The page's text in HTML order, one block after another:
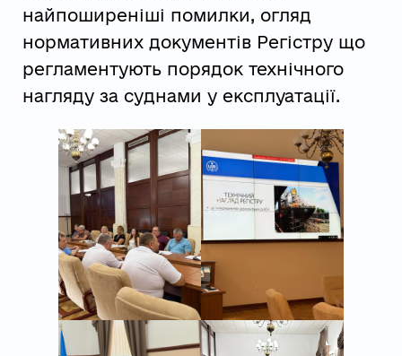
найпоширеніші помилки, огляд
нормативних документів Регістру що
регламентують порядок технічного
нагляду за суднами у експлуатації.